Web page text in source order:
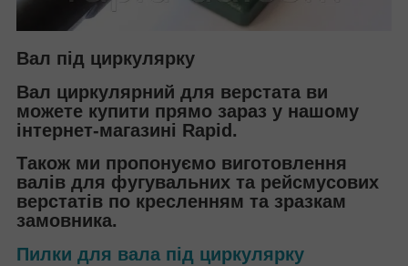
Вал під циркулярку
Вал циркулярний для верстата ви
можете купити прямо зараз у нашому
інтернет-магазині Rapid.
Також ми пропонуємо виготовлення
валів для фугувальних та рейсмусових
верстатів по кресленням та зразкам
замовника.
Пилки для вала під циркулярку